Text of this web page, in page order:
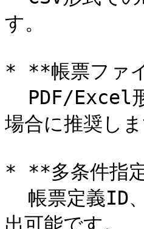
す。
* **帳票ファ
場合に推奨しま
* **多条件指
出可能です。